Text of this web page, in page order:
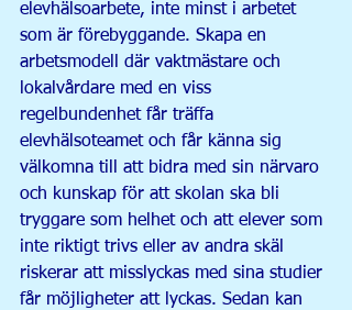
elevhälsoarbete, inte minst i arbetet
som är förebyggande. Skapa en
arbetsmodell där vaktmästare och
lokalvårdare med en viss
regelbundenhet får träffa
elevhälsoteamet och får känna sig
välkomna till att bidra med sin närvaro
och kunskap för att skolan ska bli
tryggare som helhet och att elever som
inte riktigt trivs eller av andra skäl
riskerar att misslyckas med sina studier
får möjligheter att lyckas. Sedan kan